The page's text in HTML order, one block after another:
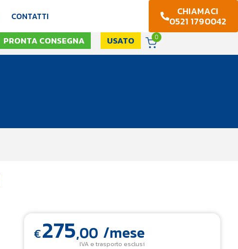
CONTATTI CHIAMACI
0521 1790042
PRONTA CONSEGNA USATO 0
€275,00 /mese
IVA e trasporto esclusi